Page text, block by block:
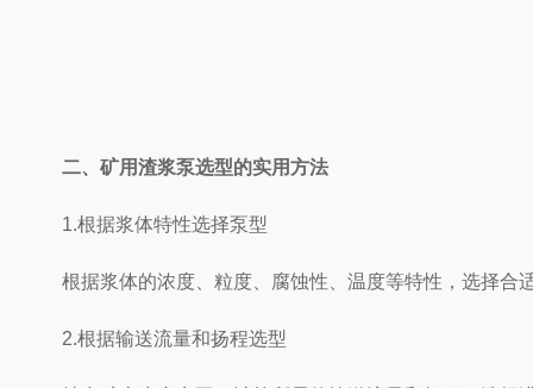
二、矿用渣浆泵选型的实用方法
1.根据浆体特性选择泵型
根据浆体的浓度、粒度、腐蚀性、温度等特性，选择合
2.根据输送流量和扬程选型